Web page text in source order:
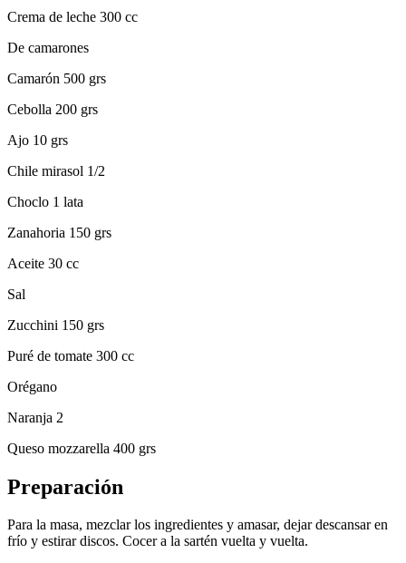
Crema de leche 300 cc
De camarones
Camarón 500 grs
Cebolla 200 grs
Ajo 10 grs
Chile mirasol 1/2
Choclo 1 lata
Zanahoria 150 grs
Aceite 30 cc
Sal
Zucchini 150 grs
Puré de tomate 300 cc
Orégano
Naranja 2
Queso mozzarella 400 grs
Preparación
Para la masa, mezclar los ingredientes y amasar, dejar descansar en
frío y estirar discos. Cocer a la sartén vuelta y vuelta.